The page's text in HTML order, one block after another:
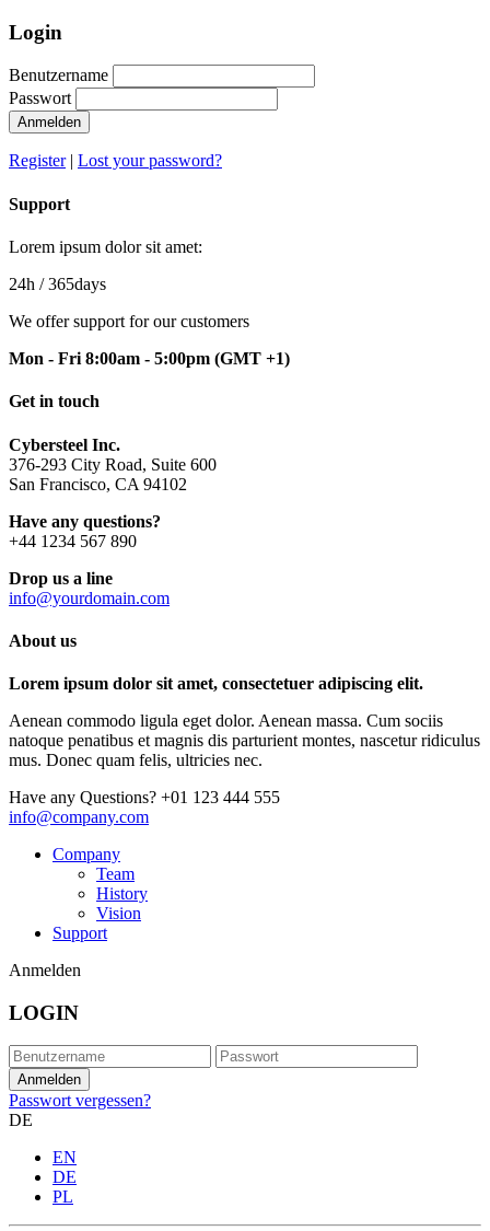
Login
Benutzername
Passwort
Anmelden
Register| Lost your password?
Support
Lorem ipsum dolor sit amet:
24h / 365days
We offer support for our customers
Mon - Fri 8:00am - 5:00pm (GMT +1)
Get in touch
Cybersteel Inc.
376-293 City Road, Suite 600
San Francisco, CA 94102
Have any questions?
+44 1234 567 890
Drop us a line
info@yourdomain.com
About us
Lorem ipsum dolor sit amet, consectetuer adipiscing elit.
Aenean commodo ligula eget dolor. Aenean massa. Cum sociis
natoque penatibus et magnis dis parturient montes, nascetur ridiculus
mus. Donec quam felis, ultricies nec.
Have any Questions? +01 123 444 555
info@company.com
Company
Team
History
Vision
Support
Anmelden
LOGIN
Passwort vergessen?
DE
EN
DE
PL